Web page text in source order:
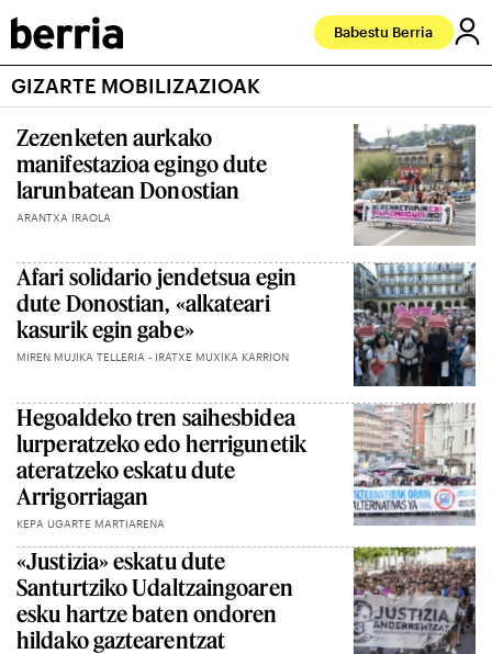
Babestu Berria
GIZARTE MOBILIZAZIOAK
Zezenketen aurkako
manifestazioa egingo dute
larunbatean Donostian
ARANTXA IRAOLA
Afari solidario jendetsua egin
dute Donostian, «alkateari
kasurik egin gabe»
MIREN MUJIKA TELLERIA - IRATXE MUXIKA KARRION
Hegoaldeko tren saihesbidea
lurperatzeko edo herrigunetik
ateratzeko eskatu dute
Arrigorriagan
KEPA UGARTE MARTIARENA
«Justizia» eskatu dute
Santurtziko Udaltzaingoaren
esku hartze baten ondoren
hildako gaztearentzat